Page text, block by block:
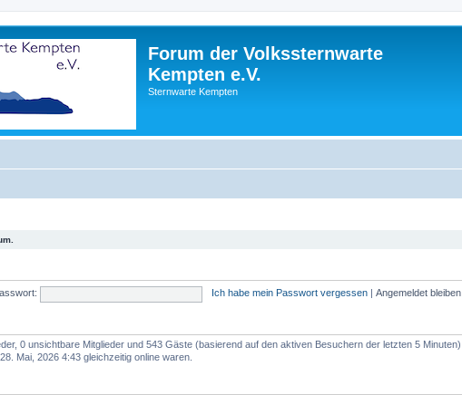
Forum der Volkssternwarte
Kempten e.V.
Sternwarte Kempten
Ich habe mein Passwort vergessen Angemeldet bleiben
0 unsichtbare Mitglieder und 543 Gäste (basierend auf den aktiven Besuchern der letzten 5 Minuten)
Mai, 2026 4:43 gleichzeitig online waren.